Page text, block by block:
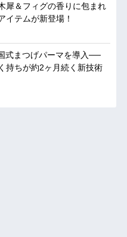
犀＆フィグの香りに包まれ
イテムが新登場！
式まつげパーマを導入──
持ちが約2ヶ月続く新技術